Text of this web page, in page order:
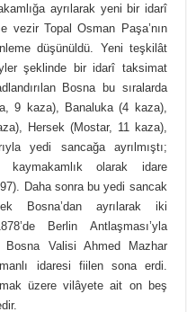
ayrılarak yeni bir idarî
vezir Topal Osman Paşa’nın
düşünüldü. Yeni teşkilât
şeklinde bir idarî taksimat
Bosna bu sıralarda
9 kaza), Banaluka (4 kaza),
Hersek (Mostar, 11 kaza),
yedi sancağa ayrılmıştı;
kaymakamlık olarak idare
Daha sonra bu yedi sancak
Bosna’dan ayrılarak iki
Berlin Antlaşması’yla
Bosna Valisi Ahmed Mazhar
idaresi fiilen sona erdi.
üzere vilâyete ait on beş